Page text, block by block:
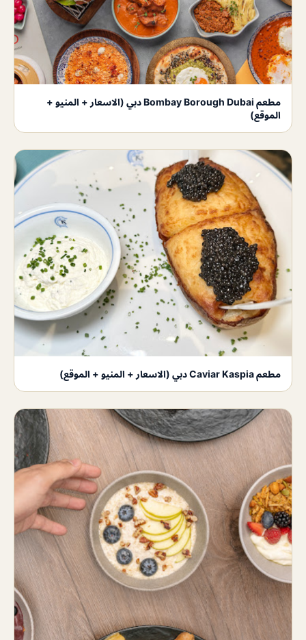
مطعم Bombay Borough Dubai دبي (الاسعار + المنيو +
الموقع)
مطعم Caviar Kaspia دبي (الاسعار + المنيو + الموقع)